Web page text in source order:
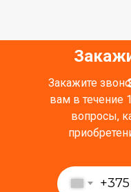
Закажите
вам в течение
вопросы,
+375